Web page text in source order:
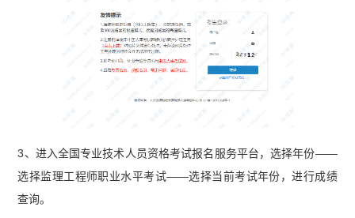
3、进入全国专业技术人员资格考试报名服务平台，选择年份——
选择监理工程师职业水平考试——选择当前考试年份，进行成绩
查询。